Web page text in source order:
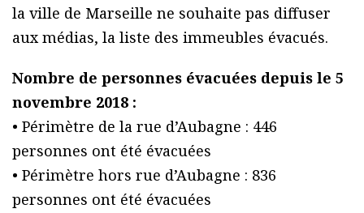
la ville de Marseille ne souhaite pas diffuser
aux médias, la liste des immeubles évacués.
Nombre de personnes évacuées depuis le 5
novembre 2018 :
• Périmètre de la rue d’Aubagne : 446
personnes ont été évacuées
• Périmètre hors rue d’Aubagne : 836
personnes ont été évacuées